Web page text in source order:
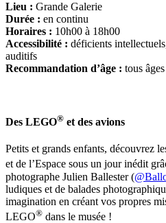
Lieu : Grande Galerie
Durée : en continu
Horaires : 10h00 à 18h00
Accessibilité : déficients
auditifs
Recommandation d’âge : tous âges
Des LEGO® et des avions
Petits et grands enfants, découvrez
et de l’Espace sous un jour inédit
photographe Julien Ballester (
ludiques et de balades
imagination en créant vos propres
LEGO® dans le musée !